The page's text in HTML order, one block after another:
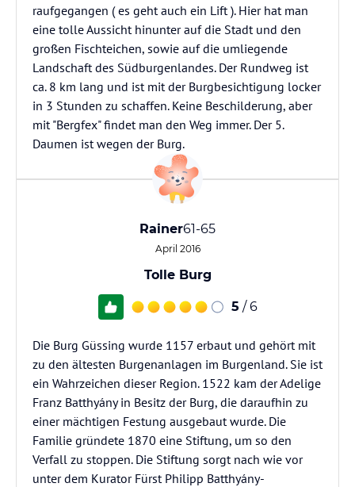
raufgegangen ( es geht auch ein Lift ). Hier hat man
eine tolle Aussicht hinunter auf die Stadt und den
großen Fischteichen, sowie auf die umliegende
Landschaft des Südburgenlandes. Der Rundweg ist
ca. 8 km lang und ist mit der Burgbesichtigung locker
in 3 Stunden zu schaffen. Keine Beschilderung, aber
mit "Bergfex" findet man den Weg immer. Der 5.
Daumen ist wegen der Burg.
Rainer61-65
April 2016
Tolle Burg
5 / 6
Die Burg Güssing wurde 1157 erbaut und gehört mit
zu den ältesten Burgenanlagen im Burgenland. Sie ist
ein Wahrzeichen dieser Region. 1522 kam der Adelige
Franz Batthyány in Besitz der Burg, die daraufhin zu
einer mächtigen Festung ausgebaut wurde. Die
Familie gründete 1870 eine Stiftung, um so den
Verfall zu stoppen. Die Stiftung sorgt nach wie vor
unter dem Kurator Fürst Philipp Batthyány-